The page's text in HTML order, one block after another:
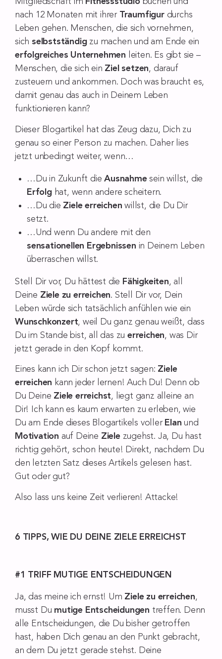
nach 12 Monaten mit ihrer
Traumfigurdurchs
Leben gehen. Menschen, die sich vornehmen,
sich selbstständigzu machen und am Ende ein
erfolgreiches Unternehmen leiten. Es gibt sie –
Menschen, die sich ein Ziel setzen, darauf
zusteuern und ankommen. Doch was braucht es,
damit genau das auch in Deinem Leben
funktionieren kann?
Dieser Blogartikel hat das Zeug dazu, Dich zu
genau so einer Person zu machen. Daher lies
jetzt unbedingt weiter, wenn…
…Du in Zukunft dieAusnahmesein willst, die
Erfolghat, wenn andere scheitern.
…Du die Ziele erreichen willst, die Du Dir
setzt.
…Und wenn Du andere mit den
sensationellen Ergebnissen in Deinem Leben
überraschen willst.
Stell Dir vor, Du hättest die Fähigkeiten, all
Deine Ziele zu erreichen. Stell Dir vor, Dein
Leben würde sich tatsächlich anfühlen wie ein
Wunschkonzert, weil Du ganz genau weißt, dass
Du im Stande bist, all das zuerreichen, was Dir
jetzt gerade in den Kopf kommt.
Eines kann ich Dir schon jetzt sagen: Ziele
erreichen kann jeder lernen! Auch Du! Denn ob
Du Deine Ziele erreichst, liegt ganz alleine an
Dir! Ich kann es kaum erwarten zu erleben, wie
Du am Ende dieses Blogartikels voller Elan und
Motivation auf Deine Zielezugehst. Ja, Du hast
richtig gehört, schon heute! Direkt, nachdem Du
den letzten Satz dieses Artikels gelesen hast.
Gut oder gut?
Also lass uns keine Zeit verlieren! Attacke!
6 TIPPS, WIE DU DEINE ZIELE ERREICHST
#1 TRIFF MUTIGE ENTSCHEIDUNGEN
Ja, das meine ich ernst! Um Ziele zu erreichen,
musst Du mutige Entscheidungen treffen. Denn
alle Entscheidungen, die Du bisher getroffen
hast, haben Dich genau an den Punkt gebracht,
an dem Du jetzt gerade stehst. Deine